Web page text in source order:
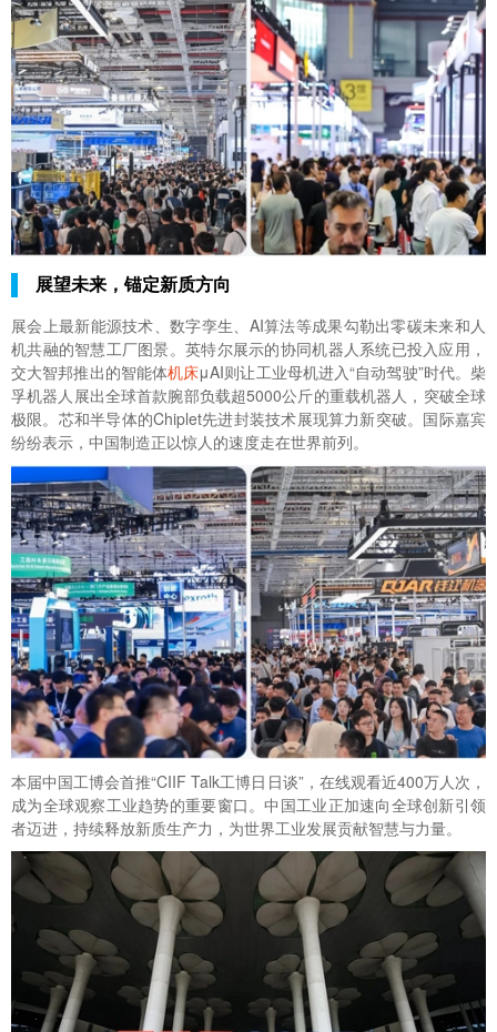
展望未来，锚定新质方向
展会上最新能源技术、数字孪生、AI算法等成果勾勒出零碳未来和人
机共融的智慧工厂图景。英特尔展示的协同机器人系统已投入应用，
交大智邦推出的智能体机床μAI则让工业母机进入“自动驾驶”时代。柴
孚机器人展出全球首款腕部负载超5000公斤的重载机器人，突破全球
极限。芯和半导体的Chiplet先进封装技术展现算力新突破。国际嘉宾
纷纷表示，中国制造正以惊人的速度走在世界前列。
本届中国工博会首推“CIIF Talk工博日日谈”，在线观看近400万人次，
成为全球观察工业趋势的重要窗口。中国工业正加速向全球创新引领
者迈进，持续释放新质生产力，为世界工业发展贡献智慧与力量。